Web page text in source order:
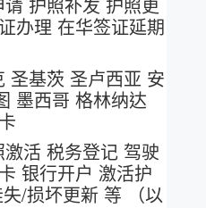
办理 在华签证延期
圣基茨 圣卢西亚 安
墨西哥 格林纳达
活 税务登记 驾驶
银行开户 激活护
/损坏更新 等 （以